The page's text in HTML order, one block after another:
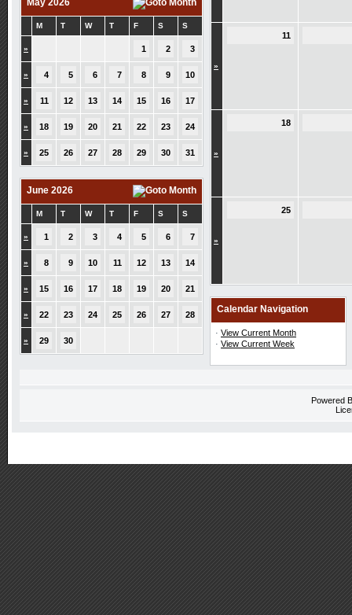
May 2026
M T W T F S S
» 1 2 3
» 4 5 6 7 8 9 10
» 11 12 13 14 15 16 17
» 18 19 20 21 22 23 24
» 25 26 27 28 29 30 31
June 2026
M T W T F S S
» 1 2 3 4 5 6 7
» 8 9 10 11 12 13 14
» 15 16 17 18 19 20 21
» 22 23 24 25 26 27 28
» 29 30
»
11
»
18
»
25
Calendar Navigation
· View Current Month
· View Current Week
Powered